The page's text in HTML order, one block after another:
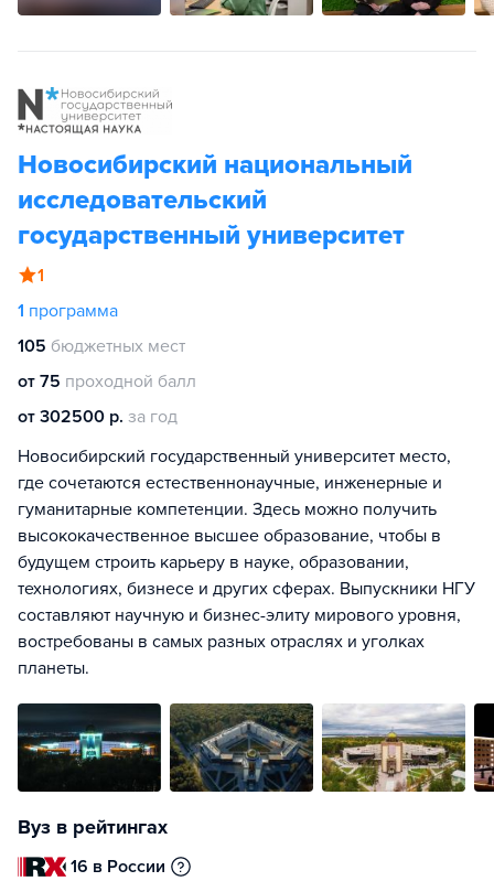
Новосибирский национальный
исследовательский
государственный университет
1
1 программа
105 бюджетных мест
от 75 проходной балл
от 302500 р. за год
Новосибирский государственный университет место,
где сочетаются естественнонаучные, инженерные и
гуманитарные компетенции. Здесь можно получить
высококачественное высшее образование, чтобы в
будущем строить карьеру в науке, образовании,
технологиях, бизнесе и других сферах. Выпускники НГУ
составляют научную и бизнес-элиту мирового уровня,
востребованы в самых разных отраслях и уголках
планеты.
Вуз в рейтингах
16 в России